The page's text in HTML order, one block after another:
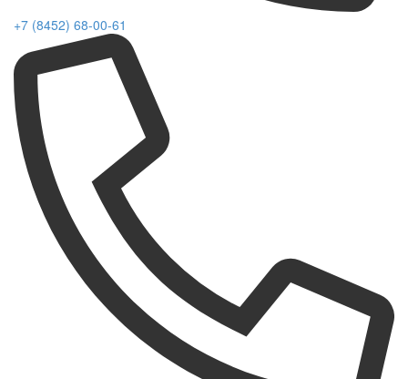
+7 (8452) 68-00-61